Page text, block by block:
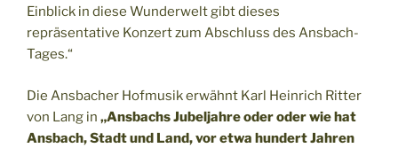
Einblick in diese Wunderwelt gibt dieses
repräsentative Konzert zum Abschluss des Ansbach-
Tages.“
Die Ansbacher Hofmusik erwähnt Karl Heinrich Ritter
von Lang in „Ansbachs Jubeljahre oder oder wie hat
Ansbach, Stadt und Land, vor etwa hundert Jahren